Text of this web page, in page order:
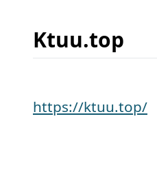
Ktuu.top
https://ktuu.top/